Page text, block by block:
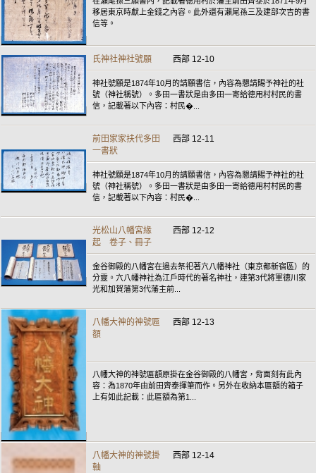
移居東京時獻上金錢之內容。此外還有瀨尾孫三及建部次吉的書
信等。
氏神社神社號願 西部 12-10
神社號願是1874年10月的請願書信，內容為懇請賜予神社的社
號（神社稱號）。多田一書狀是由多田一寄給德用村村民的書
信，記載著以下內容：村民�...
前田家家扶代多田
一書狀
西部 12-11
神社號願是1874年10月的請願書信，內容為懇請賜予神社的社
號（神社稱號）。多田一書狀是由多田一寄給德用村村民的書
信，記載著以下內容：村民�...
光松山八幡宮緣
起 卷子、冊子
西部 12-12
金谷御殿的八幡宮在過去祭祀著穴八幡神社（東京都新宿區）的
分靈。穴八幡神社為江戶時代的著名神社，連第3代將軍德川家
光和加賀藩第3代藩主前...
八幡大神的神號匾
額
西部 12-13
八幡大神的神號匾額原掛在金谷御殿的八幡宮，背面刻有此內
容：為1870年由前田齊泰揮筆而作。另外在收納本匾額的箱子
上有如此記載：此匾額為第1...
八幡大神的神號掛
軸
西部 12-14